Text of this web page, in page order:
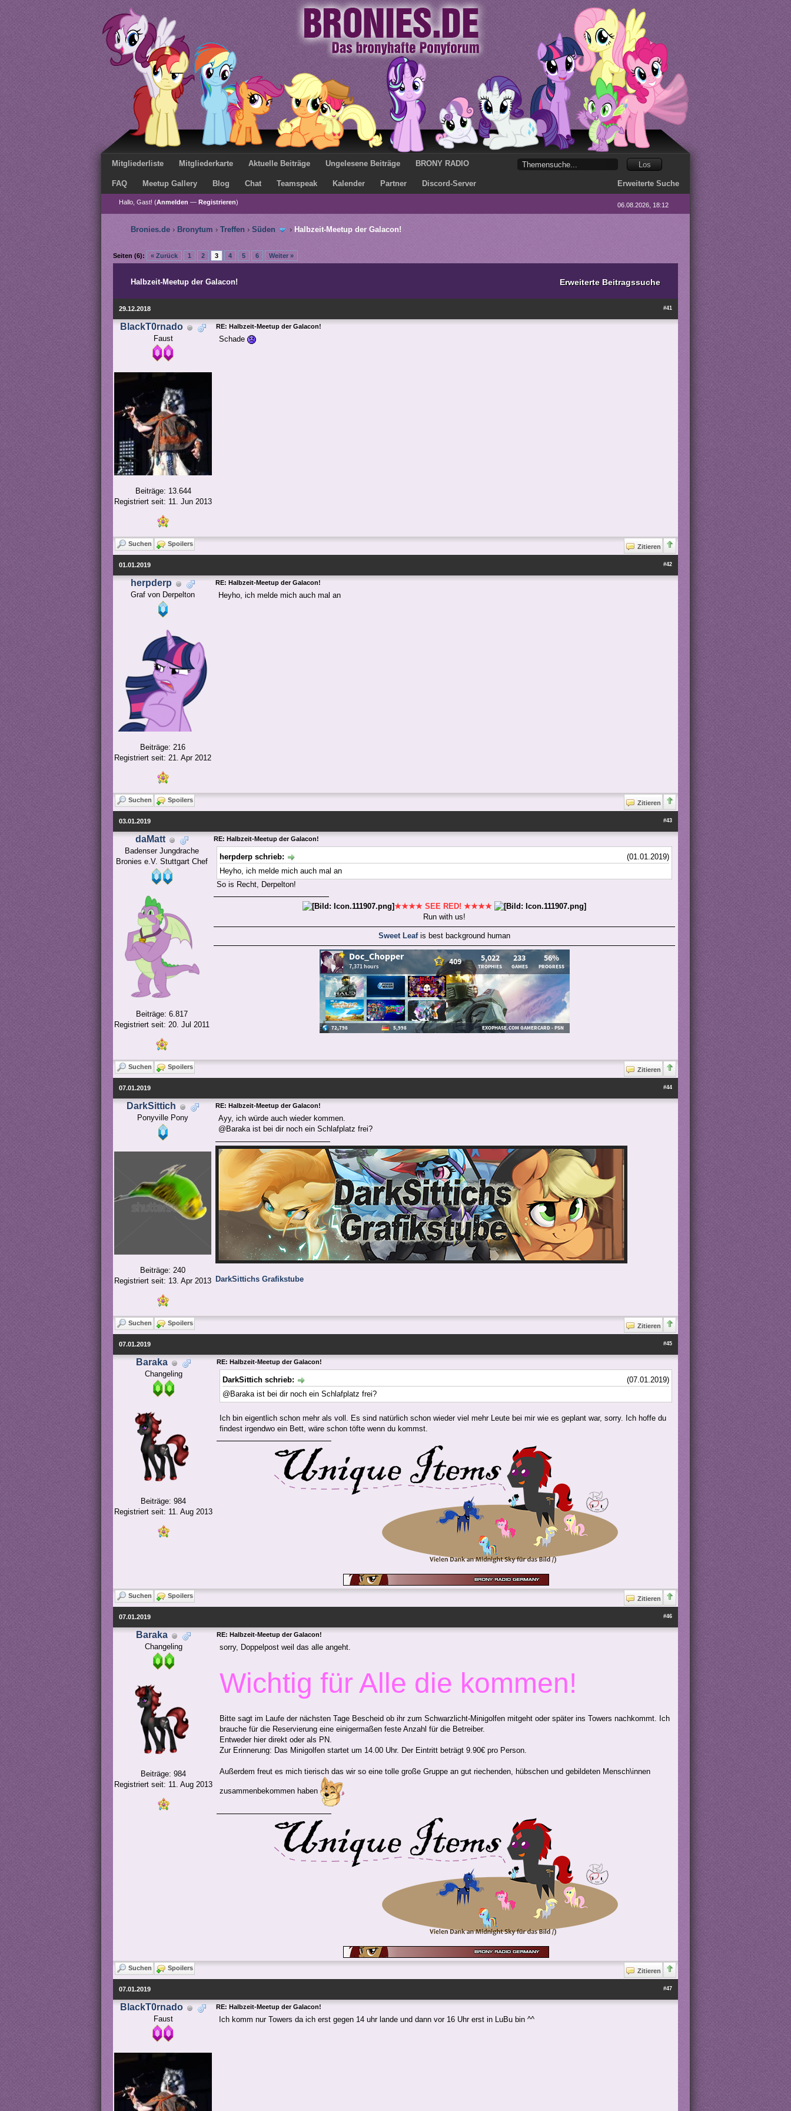
Mitgliederliste Mitgliederkarte Aktuelle Beiträge Ungelesene Beiträge BRONY RADIO
FAQ Meetup Gallery Blog Chat Teamspeak Kalender Partner Discord-Server Erweiterte Suche
Hallo, Gast! (Anmelden — Registrieren) 06.08.2026, 18:12
Bronies.de › Bronytum › Treffen › Süden › Halbzeit-Meetup der Galacon!
Seiten (6): « Zurück 1 2 3 4 5 6 Weiter »
Erweiterte Beitragssuche
Halbzeit-Meetup der Galacon!
#41
29.12.2018
BlackT0rnado
Faust
Beiträge: 13.644
Registriert seit: 11. Jun 2013
RE: Halbzeit-Meetup der Galacon!
Schade
Suchen Spoilers Zitieren
#42
01.01.2019
herpderp
Graf von Derpelton
Beiträge: 216
Registriert seit: 21. Apr 2012
RE: Halbzeit-Meetup der Galacon!
Heyho, ich melde mich auch mal an
Suchen Spoilers Zitieren
#43
03.01.2019
daMatt
Badenser Jungdrache
Bronies e.V. Stuttgart Chef
Beiträge: 6.817
Registriert seit: 20. Jul 2011
RE: Halbzeit-Meetup der Galacon!
(01.01.2019)
herpderp schrieb:
Heyho, ich melde mich auch mal an
So is Recht, Derpelton!
★★★★ SEE RED! ★★★★
Run with us!
Sweet Leafis best background human
Suchen Spoilers Zitieren
#44
07.01.2019
DarkSittich
Ponyville Pony
Beiträge: 240
Registriert seit: 13. Apr 2013
RE: Halbzeit-Meetup der Galacon!
Ayy, ich würde auch wieder kommen.
@Baraka ist bei dir noch ein Schlafplatz frei?
DarkSittichs Grafikstube
Suchen Spoilers Zitieren
#45
07.01.2019
Baraka
Changeling
Beiträge: 984
Registriert seit: 11. Aug 2013
RE: Halbzeit-Meetup der Galacon!
(07.01.2019)
DarkSittich schrieb:
@Baraka ist bei dir noch ein Schlafplatz frei?
Ich bin eigentlich schon mehr als voll. Es sind natürlich schon wieder viel mehr Leute bei mir wie es geplant war, sorry. Ich hoffe du
findest irgendwo ein Bett, wäre schon töfte wenn du kommst.
Suchen Spoilers Zitieren
#46
07.01.2019
Baraka
Changeling
Beiträge: 984
Registriert seit: 11. Aug 2013
RE: Halbzeit-Meetup der Galacon!
sorry, Doppelpost weil das alle angeht.
Wichtig für Alle die kommen!
Bitte sagt im Laufe der nächsten Tage Bescheid ob ihr zum Schwarzlicht-Minigolfen mitgeht oder später ins Towers nachkommt. Ich
brauche für die Reservierung eine einigermaßen feste Anzahl für die Betreiber.
Entweder hier direkt oder als PN.
Zur Erinnerung: Das Minigolfen startet um 14.00 Uhr. Der Eintritt beträgt 9.90€ pro Person.
Außerdem freut es mich tierisch das wir so eine tolle große Gruppe an gut riechenden, hübschen und gebildeten Mensch\innen
zusammenbekommen haben
Suchen Spoilers Zitieren
#47
07.01.2019
BlackT0rnado
Faust
RE: Halbzeit-Meetup der Galacon!
Ich komm nur Towers da ich erst gegen 14 uhr lande und dann vor 16 Uhr erst in LuBu bin ^^